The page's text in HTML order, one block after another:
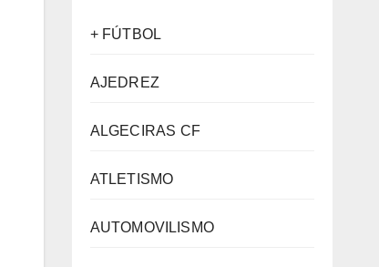
+ FÚTBOL
AJEDREZ
ALGECIRAS CF
ATLETISMO
AUTOMOVILISMO